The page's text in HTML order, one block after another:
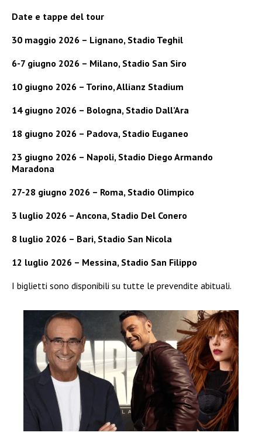
Date e tappe del tour
30 maggio 2026 – Lignano, Stadio Teghil
6-7 giugno 2026 – Milano, Stadio San Siro
10 giugno 2026 – Torino, Allianz Stadium
14 giugno 2026 – Bologna, Stadio Dall’Ara
18 giugno 2026 – Padova, Stadio Euganeo
23 giugno 2026 – Napoli, Stadio Diego Armando
Maradona
27-28 giugno 2026 – Roma, Stadio Olimpico
3 luglio 2026 – Ancona, Stadio Del Conero
8 luglio 2026 – Bari, Stadio San Nicola
12 luglio 2026 – Messina, Stadio San Filippo
I biglietti sono disponibili su tutte le prevendite abituali.